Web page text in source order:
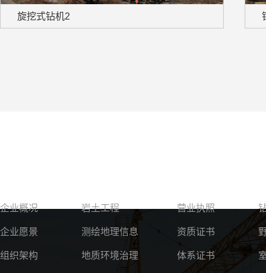
旋挖式钻机2
企业概况
企业愿景
组织架构
岩土工程
测绘地理信息
地质环境治理
营业执照
资质证书
体系证书